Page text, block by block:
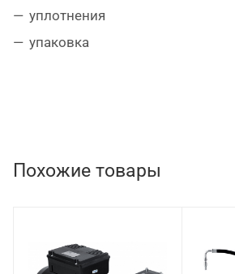
уплотнения
упаковка
Похожие товары